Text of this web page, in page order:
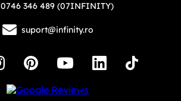
0746 346 489 (07INFINITY)
suport@infinity.ro